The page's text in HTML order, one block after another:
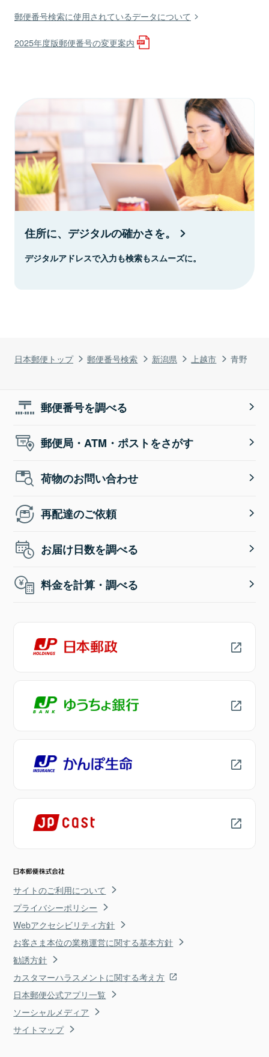
日本郵便トップ 郵便番号検索 新潟県 上越市 青野
郵便番号検索に使用されているデータについて
2025年度版郵便番号の変更案内
住所に、デジタルの確かさを。
デジタルアドレスで入力も検索もスムーズに。
郵便番号を調べる
郵便局・ATM・ポストをさがす
荷物のお問い合わせ
再配達のご依頼
お届け日数を調べる
料金を計算・調べる
サイトのご利用について
プライバシーポリシー
Webアクセシビリティ方針
お客さま本位の業務運営に関する基本方針
勧誘方針
カスタマーハラスメントに関する考え方
日本郵便公式アプリ一覧
ソーシャルメディア
サイトマップ